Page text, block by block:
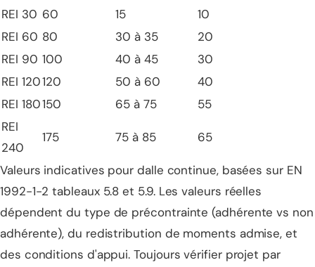
REI 30 60 15
10
REI 60 80 30 à 35
20
REI 90 100 40 à 45
30
REI 120120 50 à 60
40
REI 180150 65 à 75
55
REI
240
175 75 à 85 65
Valeurs indicatives pour dalle continue, basées sur EN
1992-1-2 tableaux 5.8 et 5.9. Les valeurs réelles
dépendent du type de précontrainte (adhérente vs non
adhérente), du redistribution de moments admise, et
des conditions d'appui. Toujours vérifier projet par